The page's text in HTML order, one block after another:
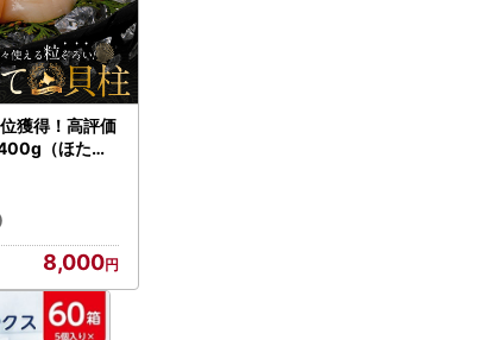
獲得！高評価
（ほたて
8,000